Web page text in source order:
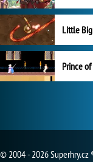
Little
Prince
© 2004 - 2026 Superhry.cz